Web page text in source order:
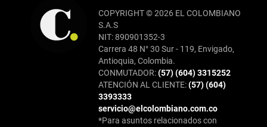
COPYRIGHT © 2026 EL COLOMBIANO
S.A.S
NIT: 890901352-3
Carrera 48 N° 30 Sur - 119, Envigado,
Antioquia, Colombia.
CONMUTADOR:(57) (604) 3315252
ATENCIÓN AL CLIENTE:(57) (604)
3393333
servicio@elcolombiano.com.co
*Para asuntos relacionados con